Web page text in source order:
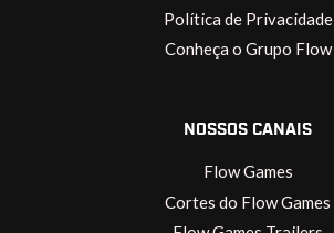
Política de Privacidade
Conheça o Grupo Flow
NOSSOS CANAIS
Flow Games
Cortes do Flow Games